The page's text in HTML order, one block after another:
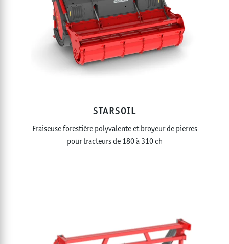
STARSOIL
Fraiseuse forestière polyvalente et broyeur de pierres
pour tracteurs de 180 à 310 ch